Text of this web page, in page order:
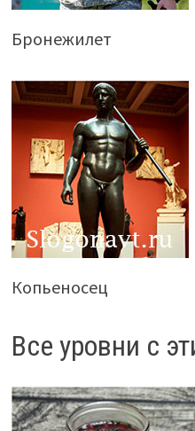
Бронежилет
Копьеносец
Все уровни с